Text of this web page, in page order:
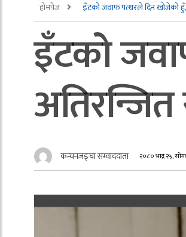
होमपेज इँटको जवाफ पत्थरले दिन खोजेको हुँ,
इँटको
कन्चनजङ्घा सम्वाददाता २०८० भाद्र २५,